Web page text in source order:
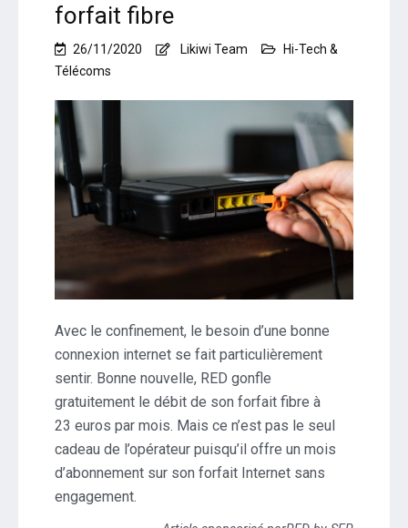
forfait fibre
26/11/2020 Likiwi Team
Hi-Tech &
Télécoms
Avec le confinement, le besoin d’une bonne
connexion internet se fait particulièrement
sentir. Bonne nouvelle, RED gonfle
gratuitement le débit de son forfait fibre à
23 euros par mois. Mais ce n’est pas le seul
cadeau de l’opérateur puisqu’il offre un mois
d’abonnement sur son forfait Internet sans
engagement.